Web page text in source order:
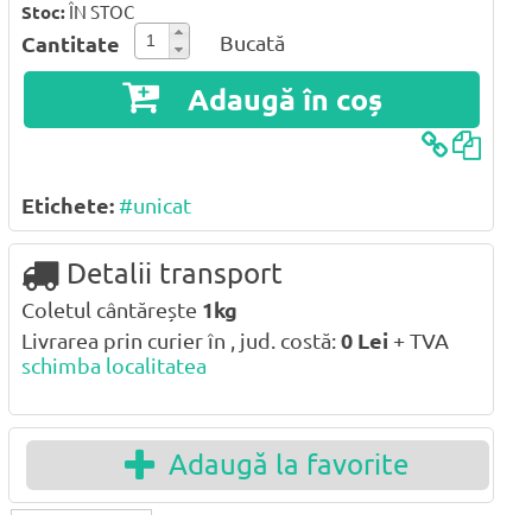
Stoc: ÎN STOC
Cantitate Bucată
Adaugă în coș
Etichete: #unicat
Detalii transport
Coletul cântărește 1kg
Livrarea prin curier în , jud. costă: 0 Lei + TVA
schimba localitatea
Adaugă la favorite